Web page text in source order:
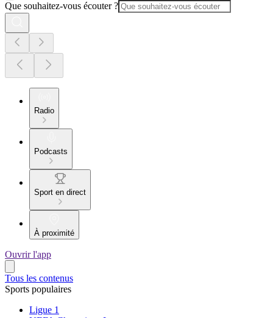
Que souhaitez-vous écouter ?
Radio
Podcasts
Sport en direct
À proximité
Ouvrir l'app
Tous les contenus
Sports populaires
Ligue 1